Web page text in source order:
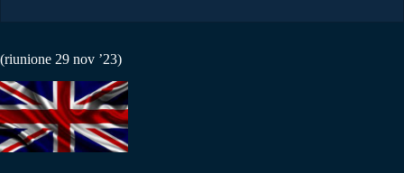
(riunione 29 nov ’23)